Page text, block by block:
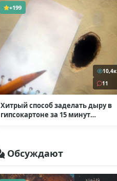
+199
10,4к
11
Хитрый способ заделать дыру в
гипсокартоне за 15 минут
Обсуждают